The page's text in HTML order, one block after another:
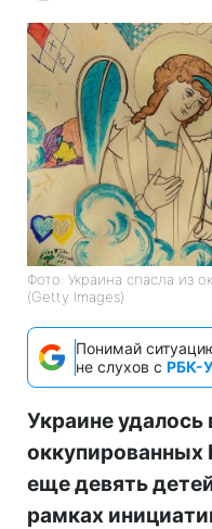
Фото: Украина спасла из
(Getty Images)
Понимай
не слухов с РБК-
Украине удалось
оккупированных
еще девять
рамках